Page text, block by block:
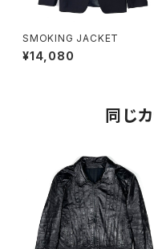
SMOKING JACKET
¥14,080
同じ